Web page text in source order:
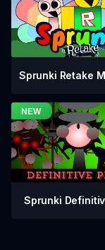
Sprunki Retake
Sprunki